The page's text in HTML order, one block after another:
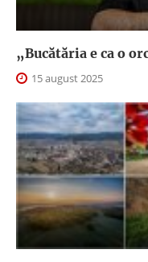
„Bucătăria e ca o
15 august 2025